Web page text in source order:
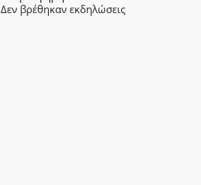
Δεν βρέθηκαν εκδηλώσεις